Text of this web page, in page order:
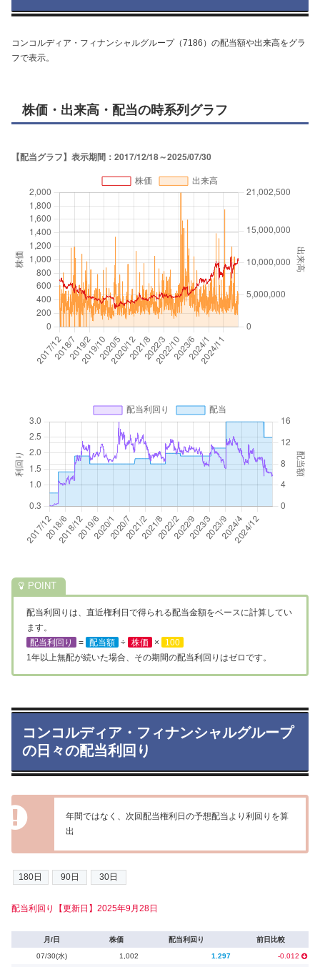
コンコルディア・フィナンシャルグループ（7186）の配当額や出来高をグラ
フで表示。
株価・出来高・配当の時系列グラフ
配当利回りは、直近権利日で得られる配当金額をベースに計算してい
ます。
配当利回り
= 配当額 ÷ 株価 ×
100
1年以上無配が続いた場合、その期間の配当利回りはゼロです。
コンコルディア・フィナンシャルグループ
の日々の配当利回り
年間ではなく、次回配当権利日の予想配当より利回りを算
出
配当利回り【更新日】2025年9月28日
月/日 株価 配当利回り 前日比較
07/30(水) 1,002 1.297 -0.012